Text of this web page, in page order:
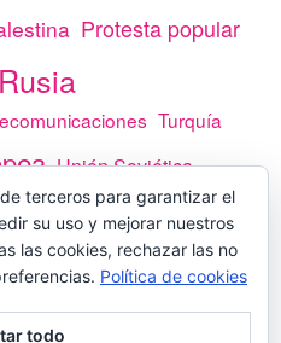
Protesta popular
Rusia
Turquía
Unión Soviética
terceros para garantizar el
su uso y mejorar nuestros
las cookies, rechazar las no
Política de cookies
todo